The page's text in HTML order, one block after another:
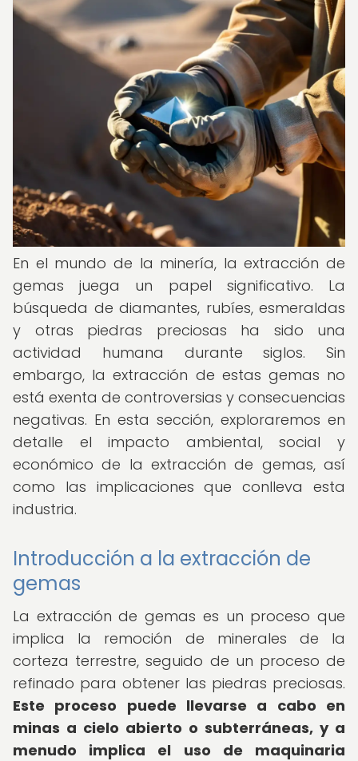
En el mundo de la minería, la extracción de
gemas juega un papel significativo. La
búsqueda de diamantes, rubíes, esmeraldas
y otras piedras preciosas ha sido una
actividad humana durante siglos. Sin
embargo, la extracción de estas gemas no
está exenta de controversias y consecuencias
negativas. En esta sección, exploraremos en
detalle el impacto ambiental, social y
económico de la extracción de gemas, así
como las implicaciones que conlleva esta
industria.
Introducción a la extracción de
gemas
La extracción de gemas es un proceso que
implica la remoción de minerales de la
corteza terrestre, seguido de un proceso de
refinado para obtener las piedras preciosas.
Este proceso puede llevarse a cabo en
minas a cielo abierto o subterráneas, y a
menudo implica el uso de maquinaria